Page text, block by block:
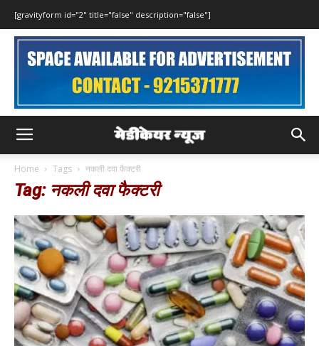
[gravityform id="2" title="false" description="false"]
Home Tags नकली दवा फैक्टरी
Tag: नकली दवा फैक्टरी